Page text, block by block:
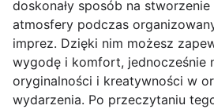
doskonały sposób na
atmosfery podczas
imprez. Dzięki nim możesz
wygodę i komfort, jednocześnie
oryginalności i kreatywności w
wydarzenia. Po przeczytaniu